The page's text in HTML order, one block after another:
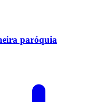
paróquia